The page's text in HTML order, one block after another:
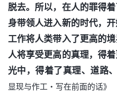
脱去。所以，在人的罪得
身带领人进入新的时代，
工作将人类带入了更高的
人将享受更高的真理，得
光中，得着了真理、道路
显现与作工・写在前面的话》